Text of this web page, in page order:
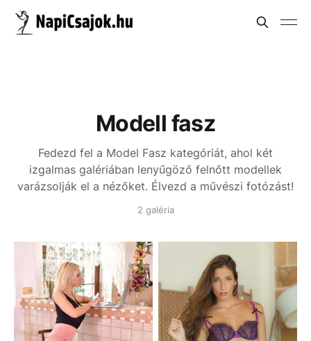
Modell fasz
Fedezd fel a Model Fasz kategóriát, ahol két
izgalmas galériában lenyűgöző felnőtt modellek
varázsolják el a nézőket. Élvezd a művészi fotózást!
2 galéria